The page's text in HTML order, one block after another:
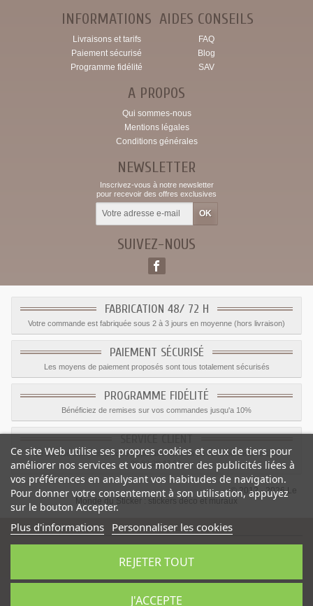
INFORMATIONS
Livraisons et tarifs
Paiement sécurisé
Programme fidélité
AIDES CONSEILS
FAQ
Blog
SAV
A PROPOS
Qui sommes-nous
Mentions légales
Conditions générales
NEWSLETTER
Inscrivez-vous à notre newsletter
pour recevoir des offres exclusives
SUIVEZ-NOUS
FABRICATION 48/ 72 H
Votre commande est fabriquée sous 2 à 3 jours en moyenne (hors livraison)
PAIEMENT SÉCURISÉ
Les moyens de paiement proposés sont tous totalement sécurisés
PROGRAMME FIDÉLITÉ
Bénéficiez de remises sur vos commandes jusqu'a 10%
Le service client est a votre disposition du lundi au vendredi de 8h à 17h
09.82.28.47.69.
© 2012 - 2026 Le
Monde du Sticker :
stickers déco et muraux
Sticker soucoupe volante murale- Catégorie
Ce site Web utilise ses propres cookies et ceux de tiers pour
améliorer nos services et vous montrer des publicités liées à
vos préférences en analysant vos habitudes de navigation.
Pour donner votre consentement à son utilisation, appuyez
sur le bouton Accepter.
Plus d'informations Personnaliser les cookies
REJETER TOUT
J'ACCEPTE